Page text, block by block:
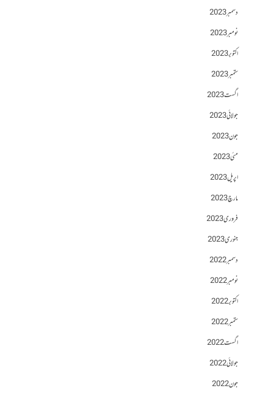
دسمبر 2023
نومبر 2023
اکتوبر 2023
ستمبر 2023
اگست 2023
جولائی 2023
جون 2023
مئی 2023
اپریل 2023
مارچ 2023
فروری 2023
جنوری 2023
دسمبر 2022
نومبر 2022
اکتوبر 2022
ستمبر 2022
اگست 2022
جولائی 2022
جون 2022